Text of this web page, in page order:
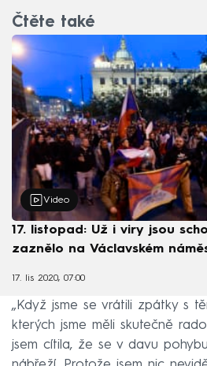
Čtěte také
Video
17. listopad: Už i viry jsou
zaznělo na Václavském
17. lis 2020, 07:00
„Když jsme se vrátili zpátky s
kterých jsme měli skutečně
jsem cítila, že se v davu